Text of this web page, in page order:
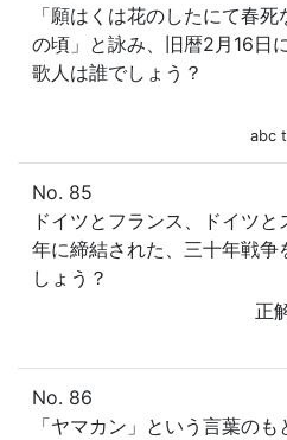
「願はくは花のしたにて春
の頃」と詠み、旧暦2月16日
歌人は誰でしょう？
abc
No. 85
ドイツとフランス、ドイツ
年に締結された、三十年戦
しょう？
正
No. 86
「ヤマカン」という言葉の